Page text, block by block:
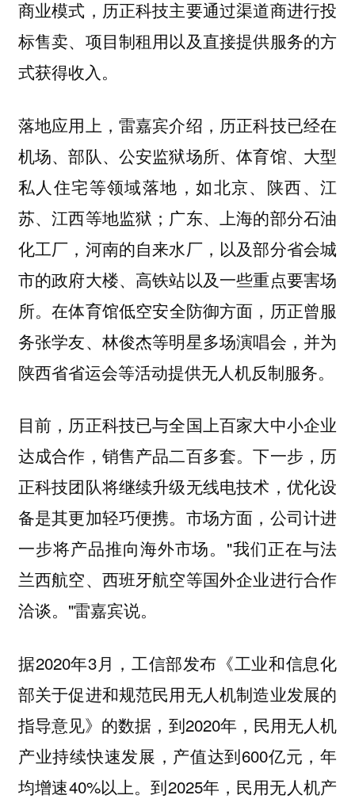
商业模式，历正科技主要通过渠道商进行投
标售卖、项目制租用以及直接提供服务的方
式获得收入。
落地应用上，雷嘉宾介绍，历正科技已经在
机场、部队、公安监狱场所、体育馆、大型
私人住宅等领域落地，如北京、陕西、江
苏、江西等地监狱；广东、上海的部分石油
化工厂，河南的自来水厂，以及部分省会城
市的政府大楼、高铁站以及一些重点要害场
所。在体育馆低空安全防御方面，历正曾服
务张学友、林俊杰等明星多场演唱会，并为
陕西省省运会等活动提供无人机反制服务。
目前，历正科技已与全国上百家大中小企业
达成合作，销售产品二百多套。下一步， 历
正科技团队将继续升级无线电技术，优化设
备是其更加轻巧便携。市场方面，公司计进
一步将产品推向海外市场。"我们正在与法
兰西航空、西班牙航空等国外企业进行合作
洽谈。"雷嘉宾说。
据2020年3月，工信部发布《工业和信息化
部关于促进和规范民用无人机制造业发展的
指导意见》的数据，到2020年，民用无人机
产业持续快速发展，产值达到600亿元，年
均增速40%以上。到2025年，民用无人机产